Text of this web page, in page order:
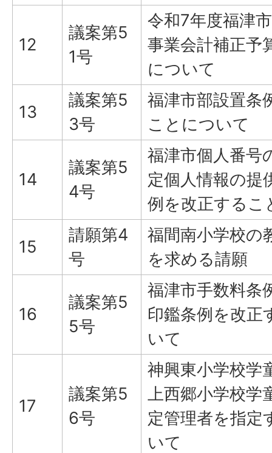
12
議案第5
1号
令和7年度福津
事業会計補正予
について
13
議案第5
3号
福津市部設置条
ことについて
14
議案第5
4号
福津市個人番号
定個人情報の提
例を改正するこ
15
請願第4
号
福間南小学校の
を求める請願
16
議案第5
5号
福津市手数料条
印鑑条例を改正
いて
17
議案第5
6号
神興東小学校学
上西郷小学校学
定管理者を指定
いて